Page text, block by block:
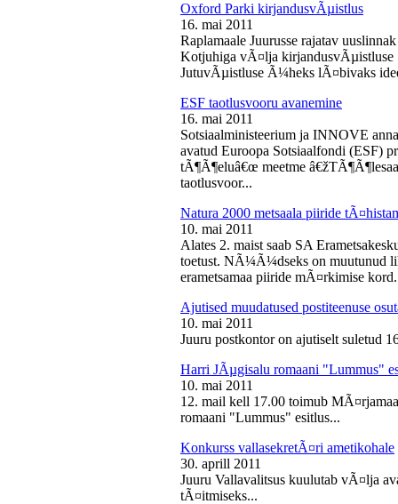
Oxford Parki kirjandusvÃµistlus
16. mai 2011
Raplamaale Juurusse rajatav
Kotjuhiga vÃ¤lja
JutuvÃµistluse Ã¼heks lÃ¤bivaks
ESF taotlusvooru avanemine
16. mai 2011
Sotsiaalministeerium ja INNOVE
avatud Euroopa Sotsiaalfondi (ESF)
tÃ¶Ã¶eluâ€œ meetme
taotlusvoor...
Natura 2000 metsaala piiride
10. mai 2011
Alates 2. maist saab SA
toetust. NÃ¼Ã¼dseks on muutunud
erametsamaa piiride mÃ¤rkimise
Ajutised muudatused postiteenuse
10. mai 2011
Juuru postkontor on ajutiselt suletud
Harri JÃµgisalu romaani "Lummus"
10. mai 2011
12. mail kell 17.00 toimub
romaani "Lummus" esitlus...
Konkurss vallasekretÃ¤ri ametikohale
30. aprill 2011
Juuru Vallavalitsus kuulutab vÃ¤lja
tÃ¤itmiseks...